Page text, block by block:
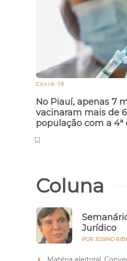
Covid-19
No Piauí, apenas 7
vacinaram mais de
população com a 4ª
Coluna
POR JOSINO